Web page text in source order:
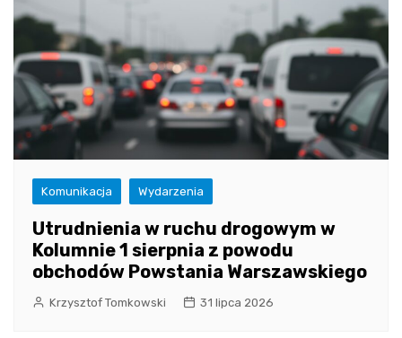
Komunikacja Wydarzenia
Utrudnienia w ruchu drogowym w
Kolumnie 1 sierpnia z powodu
obchodów Powstania Warszawskiego
Krzysztof Tomkowski 31 lipca 2026